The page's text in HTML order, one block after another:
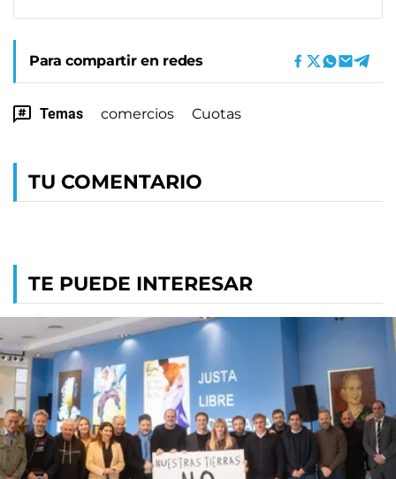
Para compartir en redes
Temas comercios Cuotas
TU COMENTARIO
TE PUEDE INTERESAR